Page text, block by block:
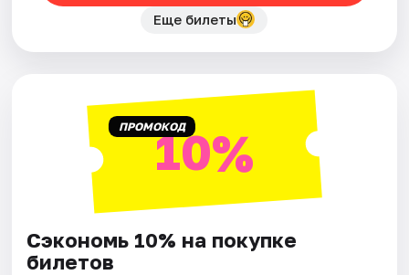
Еще билеты
ПРОМОКОД10%
Сэкономь 10% на покупке
билетов